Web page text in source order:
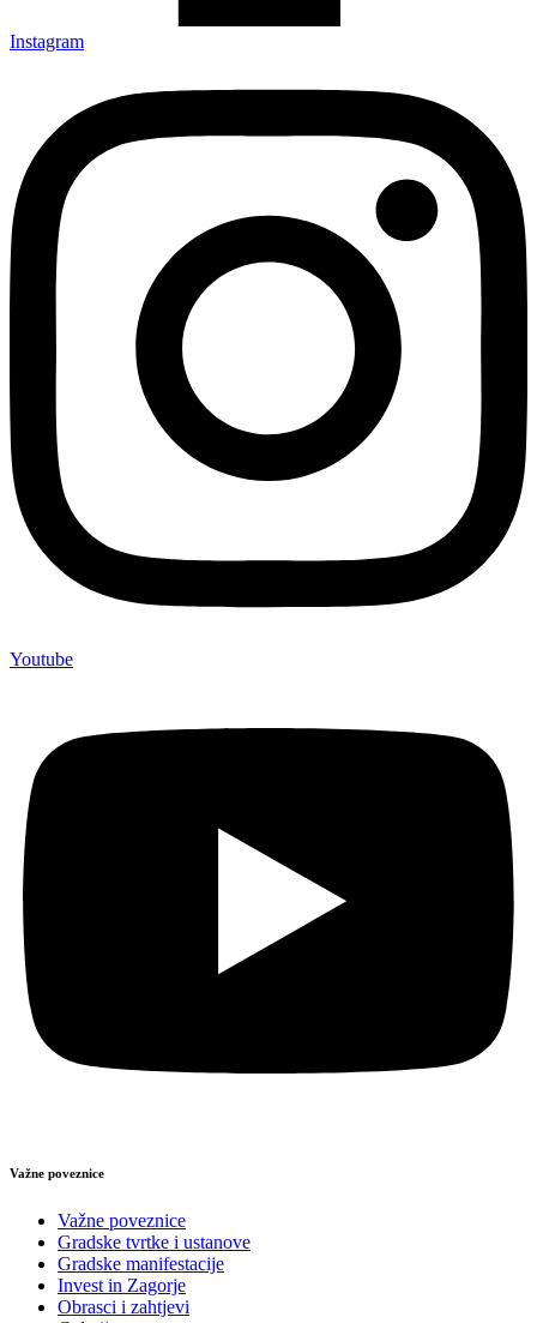
Instagram
Youtube
Važne poveznice
Važne poveznice
Gradske tvrtke i ustanove
Gradske manifestacije
Invest in Zagorje
Obrasci i zahtjevi